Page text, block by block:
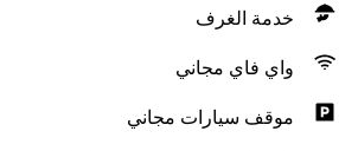
خدمة الغرف
واي فاي مجاني
موقف سيارات مجاني